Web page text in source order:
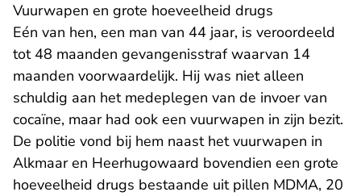
Vuurwapen en grote hoeveelheid drugs
Eén van hen, een man van 44 jaar, is veroordeeld
tot 48 maanden gevangenisstraf waarvan 14
maanden voorwaardelijk. Hij was niet alleen
schuldig aan het medeplegen van de invoer van
cocaïne, maar had ook een vuurwapen in zijn bezit.
De politie vond bij hem naast het vuurwapen in
Alkmaar en Heerhugowaard bovendien een grote
hoeveelheid drugs bestaande uit pillen MDMA, 20